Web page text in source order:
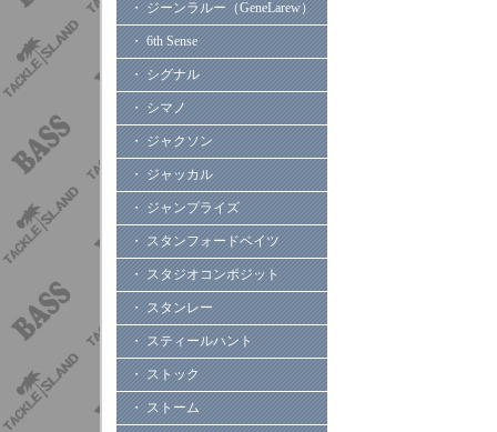
・ ジーンラルー（GeneLarew）
・ 6th Sense
・ シグナル
・ シマノ
・ ジャクソン
・ ジャッカル
・ ジャンプライズ
・ スタンフォードベイツ
・ スタジオコンポジット
・ スタンレー
・ スティールハント
・ ストック
・ ストーム